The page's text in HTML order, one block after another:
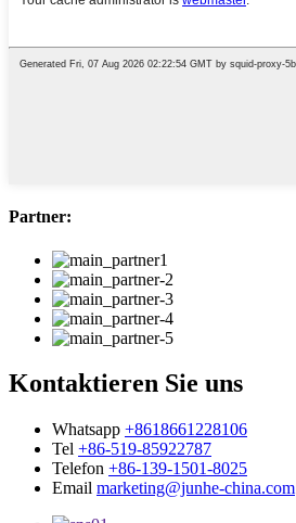
Partner:
Kontaktieren Sie uns
Whatsapp +8618661228106
Tel +86-519-85922787
Telefon +86-139-1501-8025
Email marketing@junhe-china.com